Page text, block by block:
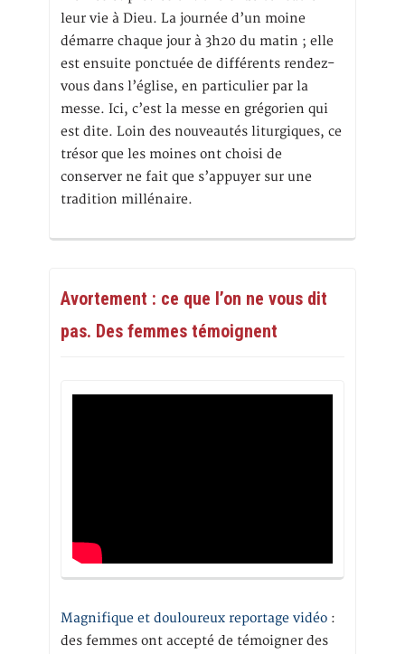
leur vie à Dieu. La journée d’un moine
démarre chaque jour à 3h20 du matin ; elle
est ensuite ponctuée de différents rendez-
vous dans l’église, en particulier par la
messe. Ici, c’est la messe en grégorien qui
est dite. Loin des nouveautés liturgiques, ce
trésor que les moines ont choisi de
conserver ne fait que s’appuyer sur une
tradition millénaire.
Avortement : ce que l’on ne vous dit
pas. Des femmes témoignent
Magnifique et douloureux reportage vidéo :
des femmes ont accepté de témoigner des